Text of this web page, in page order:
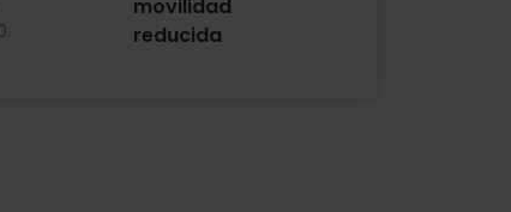
.
movilidad
reducida